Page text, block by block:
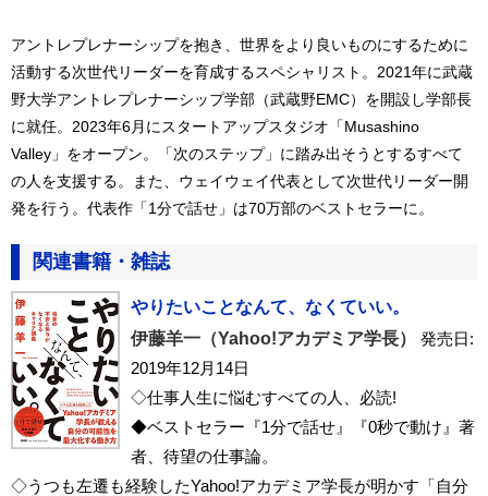
アントレプレナーシップを抱き、世界をより良いものにするために
活動する次世代リーダーを育成するスペシャリスト。2021年に武蔵
野大学アントレプレナーシップ学部（武蔵野EMC）を開設し学部長
に就任。2023年6月にスタートアップスタジオ「Musashino
Valley」をオープン。「次のステップ」に踏み出そうとするすべて
の人を支援する。また、ウェイウェイ代表として次世代リーダー開
発を行う。代表作「1分で話せ」は70万部のベストセラーに。
関連書籍・雑誌
やりたいことなんて、なくていい。
伊藤羊一（Yahoo!アカデミア学長）
発売日:
2019年12月14日
◇仕事人生に悩むすべての人、必読!
◆ベストセラー『1分で話せ』『0秒で動け』著
者、待望の仕事論。
◇うつも左遷も経験したYahoo!アカデミア学長が明かす「自分